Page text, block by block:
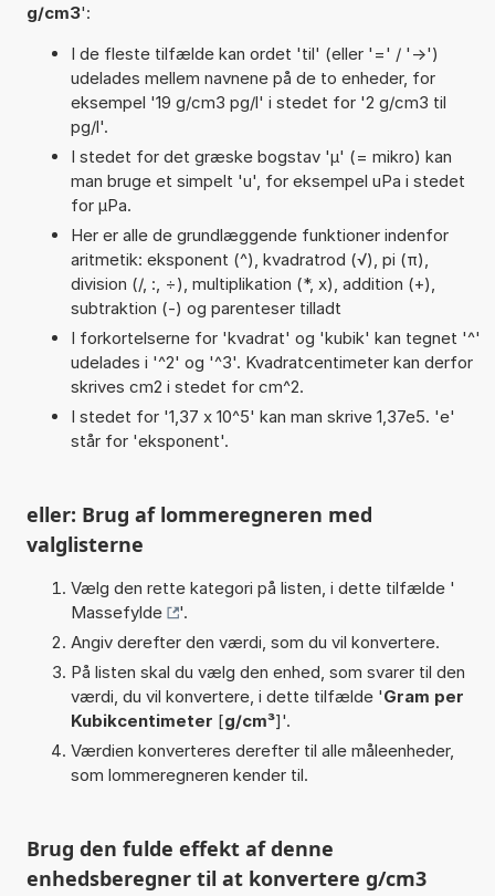
g/cm3':
I de fleste tilfælde kan ordet 'til' (eller '=' / '->')
udelades mellem navnene på de to enheder, for
eksempel '19 g/cm3 pg/l' i stedet for '2 g/cm3 til
pg/l'.
I stedet for det græske bogstav 'µ' (= mikro) kan
man bruge et simpelt 'u', for eksempel uPa i stedet
for µPa.
Her er alle de grundlæggende funktioner indenfor
aritmetik: eksponent (^), kvadratrod (√), pi (π),
division (/, :, ÷), multiplikation (*, x), addition (+),
subtraktion (-) og parenteser tilladt
I forkortelserne for 'kvadrat' og 'kubik' kan tegnet '^'
udelades i '^2' og '^3'. Kvadratcentimeter kan derfor
skrives cm2 i stedet for cm^2.
I stedet for '1,37 x 10^5' kan man skrive 1,37e5. 'e'
står for 'eksponent'.
eller: Brug af lommeregneren med
valglisterne
Vælg den rette kategori på listen, i dette tilfælde '
Massefylde
'.
Angiv derefter den værdi, som du vil konvertere.
På listen skal du vælg den enhed, som svarer til den
værdi, du vil konvertere, i dette tilfælde 'Gram per
Kubikcentimeter [g/cm³]'.
Værdien konverteres derefter til alle måleenheder,
som lommeregneren kender til.
Brug den fulde effekt af denne
enhedsberegner til at konvertere g/cm3